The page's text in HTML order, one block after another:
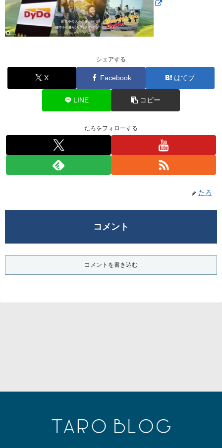
シェアする
X Facebook はてブ
LINE コピー
たろをフォローする
たろ
コメント
コメントを書き込む